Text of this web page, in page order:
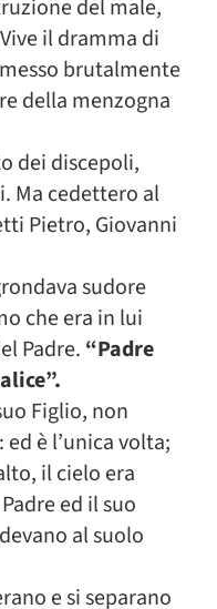
del male,
il dramma di
brutalmente
della menzogna
dei discepoli,
Ma cedettero al
Pietro, Giovanni
sudore
che era in lui
Padre. “Padre
Figlio, non
è l’unica volta;
il cielo era
ed il suo
al suolo
e si separano